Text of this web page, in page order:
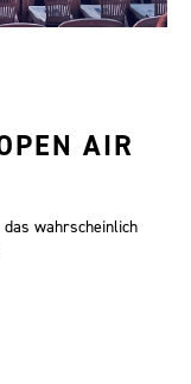
AIR
wahrscheinlich